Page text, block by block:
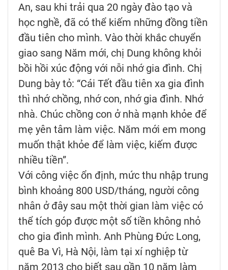
An, sau khi trải qua 20 ngày đào tạo và
học nghề, đã có thể kiếm những đồng tiền
đầu tiên cho mình. Vào thời khắc chuyển
giao sang Năm mới, chị Dung không khỏi
bồi hồi xúc động với nỗi nhớ gia đình. Chị
Dung bày tỏ: “Cái Tết đầu tiên xa gia đình
thì nhớ chồng, nhớ con, nhớ gia đình. Nhớ
nhà. Chúc chồng con ở nhà mạnh khỏe để
mẹ yên tâm làm việc. Năm mới em mong
muốn thật khỏe để làm việc, kiếm được
nhiều tiền”.
Với công việc ổn định, mức thu nhập trung
bình khoảng 800 USD/tháng, người công
nhân ở đây sau một thời gian làm việc có
thể tích góp được một số tiền không nhỏ
cho gia đình mình. Anh Phùng Đức Long,
quê Ba Vì, Hà Nội, làm tại xí nghiệp từ
năm 2013 cho biết sau gần 10 năm làm